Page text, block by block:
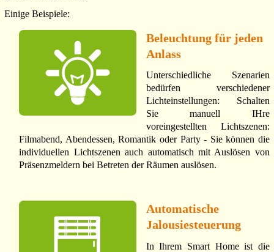
Einige Beispiele:
Beleuchtung für jeden
Anlass
Unterschiedliche Szenarien
bedürfen verschiedener
Lichteinstellungen: Schalten
Sie manuell IHre
voreingestellten Lichtszenen:
Filmabend, Abendessen, Romantik oder Party - Sie können die
individuellen Lichtszenen auch automatisch mit Auslösen von
Präsenzmeldern bei Betreten der Räumen auslösen.
Automatische
Jalousiesteuerung
In Ihrem Smart Home ist die